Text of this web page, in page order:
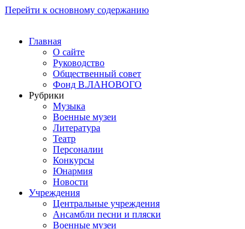
Перейти к основному содержанию
Главная
О сайте
Руководство
Общественный совет
Фонд В.ЛАНОВОГО
Рубрики
Музыка
Военные музеи
Литература
Театр
Персоналии
Конкурсы
Юнармия
Новости
Учреждения
Центральные учреждения
Ансамбли песни и пляски
Военные музеи